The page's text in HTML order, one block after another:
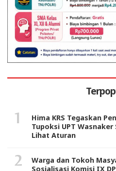
Hima KRS Tegaskan
Tupoksi UPT
Lihat Aturan
Warga dan Tokoh
Sosialisasi Komisi IX